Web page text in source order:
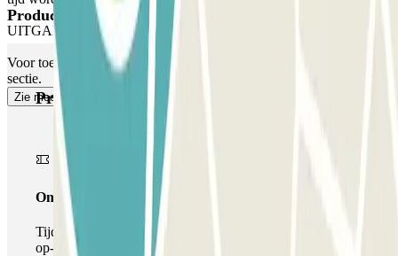
UITGANG VOOR VOETGANGERS
Voor toegang voor voetgangers, zie onze "Belangrijke informatie"
sectie.
Zie meer
Producten van Parclick
Producten van Parclick
Onepass
Tijdens je verblijf kun je de parkeerplaats maar één keer
op- en afrijden.